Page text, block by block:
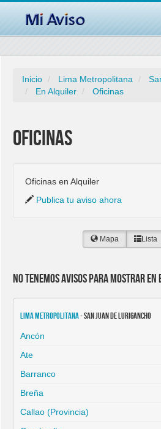
Inicio Lima Metropolitana
En Alquiler
Oficinas
Oficinas
Oficinas en Alquiler
Publica tu aviso ahora
Mapa Lista
No tenemos avisos para mostrar
Lima Metropolitana- San Juan de Lurigancho
Ancón
Ate
Barranco
Breña
Callao (Provincia)